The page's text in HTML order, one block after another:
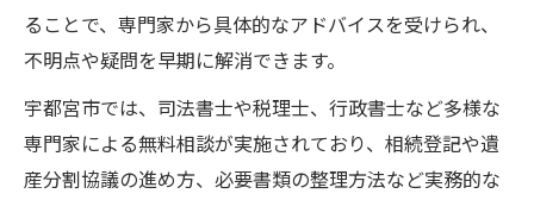
ることで、専門家から具体的なアドバイスを受けられ、
不明点や疑問を早期に解消できます。
宇都宮市では、司法書士や税理士、行政書士など多様な
専門家による無料相談が実施されており、相続登記や遺
産分割協議の進め方、必要書類の整理方法など実務的な